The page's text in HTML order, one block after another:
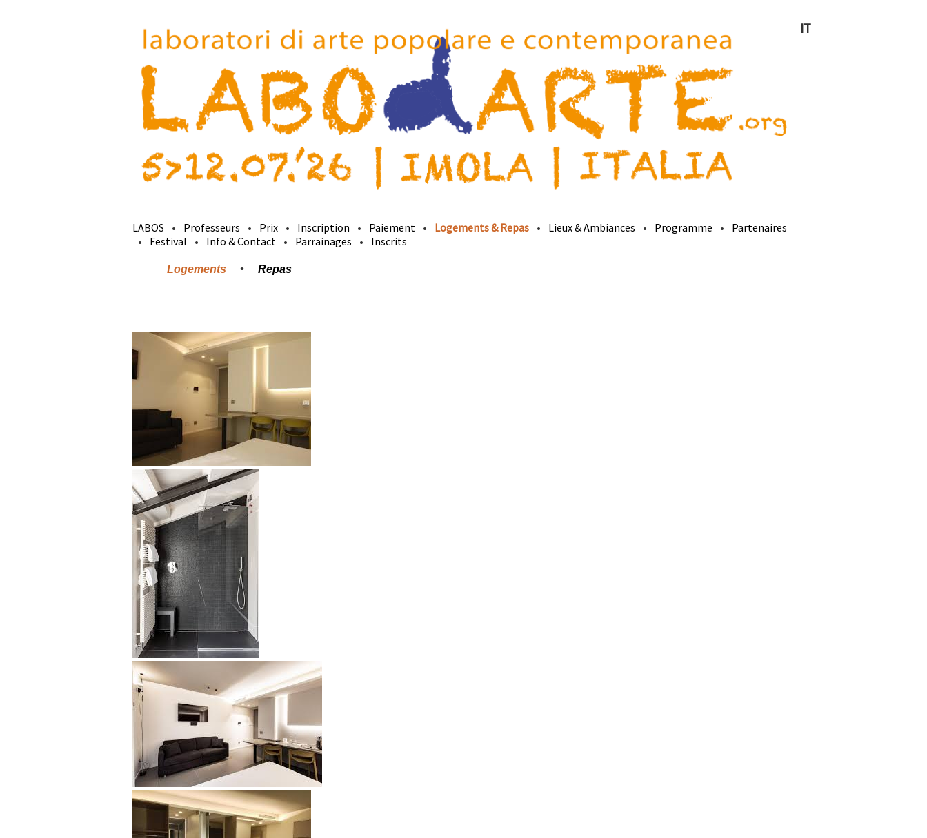
IT
LABOS Professeurs Prix Inscription Paiement Logements & Repas Lieux & Ambiances Programme
Partenaires
Festival
Info & Contact Parrainages Inscrits
Logements Repas